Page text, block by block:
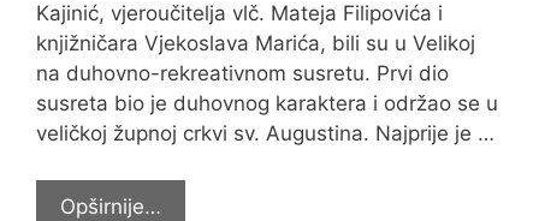
Kajinić, vjeroučitelja vlč. Mateja Filipovića i
knjižničara Vjekoslava Marića, bili su u Velikoj
na duhovno-rekreativnom susretu. Prvi dio
susreta bio je duhovnog karaktera i održao se u
veličkoj župnoj crkvi sv. Augustina. Najprije je …
Opširnije…